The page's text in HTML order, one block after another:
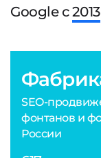
Google с2013
SEO-
фонтанов и
России